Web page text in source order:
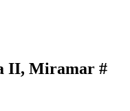
II, Miramar #